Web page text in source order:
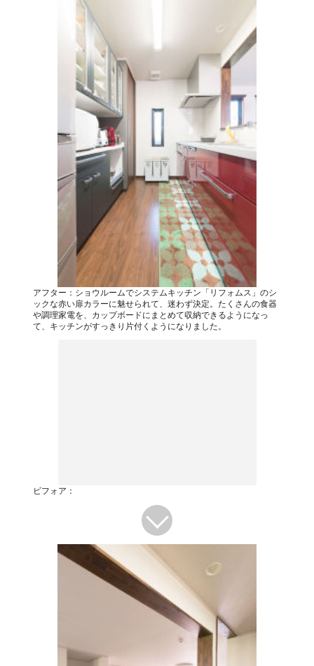
アフター：ショウルームでシステムキッチン「リフォムス」のシ
ックな赤い扉カラーに魅せられて、迷わず決定。たくさんの食器
や調理家電を、カップボードにまとめて収納できるようになっ
て、キッチンがすっきり片付くようになりました。
ビフォア：